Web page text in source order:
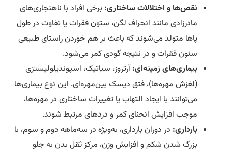
نقص‌ها و اختلالات ساختاری:برخی افراد با ناهنجاری‌های
مادرزادی مانند انحراف لگن، ستون فقرات یا تفاوت در طول
پاها متولد می‌شوند که باعث بر هم خوردن راستای طبیعی
ستون فقرات و در نتیجه گودی کمر می‌شود.
بیماری‌های زمینه‌ای:آرتروز، سیاتیک، اسپوندیلولیستزی
(لغزش مهره‌ها)، فتق دیسک بین‌مهره‌ای. این نوع بیماری‌ها
می‌توانند با ایجاد التهاب یا تغییرات ساختاری در مهره‌ها،
موجب افزایش انحنای کمر و دردهای مرتبط شوند.
بارداری:در دوران بارداری، به‌ویژه در سه‌ماهه دوم و سوم، با
بزرگ شدن شکم و افزایش وزن، مرکز ثقل بدن به جلو